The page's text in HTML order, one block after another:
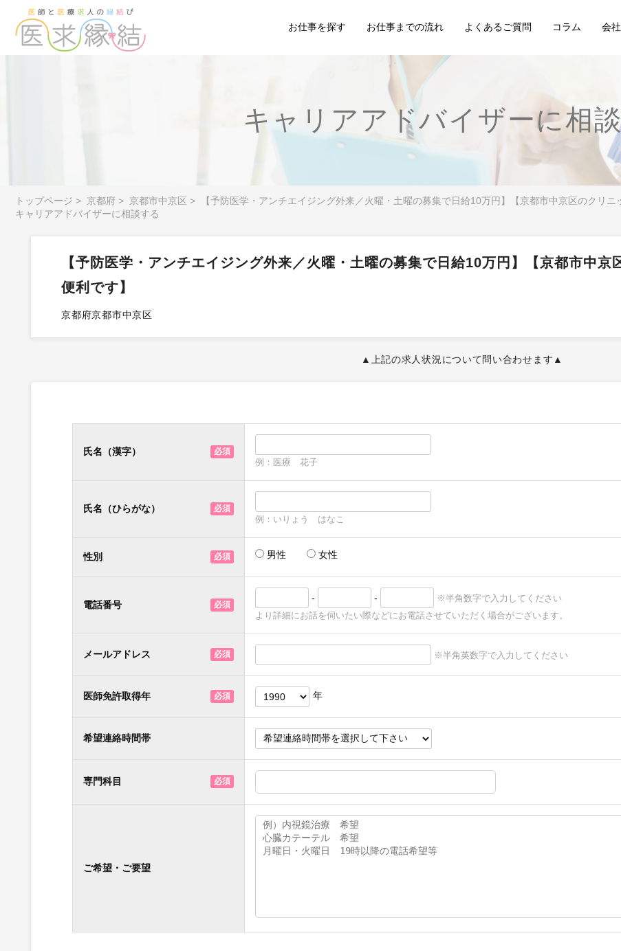
お仕事を探す お仕事までの流れ よくあるご質問 コラム 会
キャリアアドバイザーに相
トップページ > 京都府 > 京都市中京区 > 【予防医学・アンチエイジング外来／火曜・土曜の募集で日給10万円】【京都市中京区のクリニ
キャリアアドバイザーに相談する
【予防医学・アンチエイジング外来／火曜・土曜の募集で日給10万円】【京都市中
便利です】
京都府京都市中京区
▲上記の求人状況について問い合わせます▲
氏名（漢字）
必須
例：医療 花子
氏名（ひらがな）
必須
例：いりょう はなこ
性別 必須 男性 女性
電話番号 必須
- -
※半角数字で入力してください
より詳細にお話を伺いたい際などにお電話させていただく場合がございます。
メールアドレス 必須 ※半角英数字で入力してください
医師免許取得年 必須 年
希望連絡時間帯
専門科目 必須
ご希望・ご要望